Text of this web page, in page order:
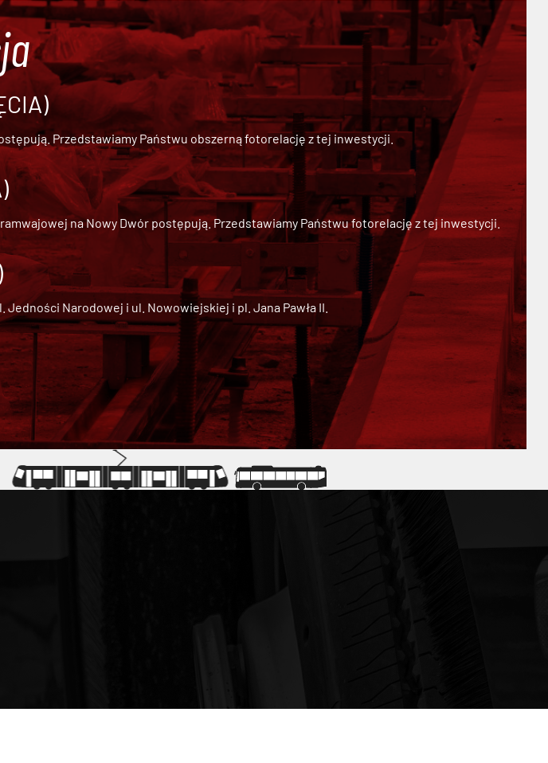
Przedstawiamy Państwu obszerną fotorelację z tej inwestycji.
na Nowy Dwórpostępują. Przedstawiamy Państwu fotorelację z tej inwestycji.
Narodowej i ul. Nowowiejskiej i pl. Jana Pawła II.